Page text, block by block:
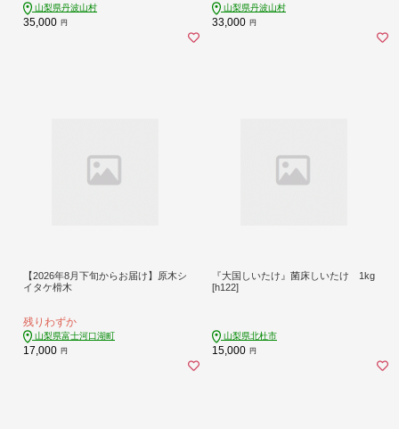
25-2000】
山梨県丹波山村
35,000 円
山梨県丹波山村
33,000 円
【2026年8月下旬からお届け】原木シ
イタケ榾木
残りわずか
山梨県富士河口湖町
17,000 円
『大国しいたけ』菌床しいたけ 1kg
[h122]
山梨県北杜市
15,000 円